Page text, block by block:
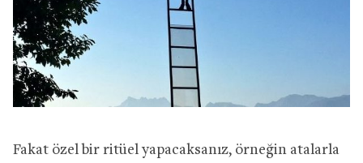
Fakat özel bir ritüel yapacaksanız, örneğin atalarla